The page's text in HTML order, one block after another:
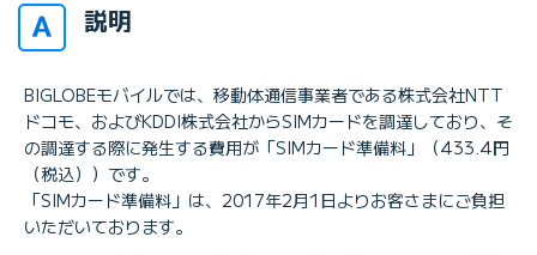
説明
BIGLOBEモバイルでは、移動体通信事業者である株式会社NTT
ドコモ、およびKDDI株式会社からSIMカードを調達しており、そ
の調達する際に発生する費用が「SIMカード準備料」（433.4円
（税込））です。
「SIMカード準備料」は、2017年2月1日よりお客さまにご負担
いただいております。